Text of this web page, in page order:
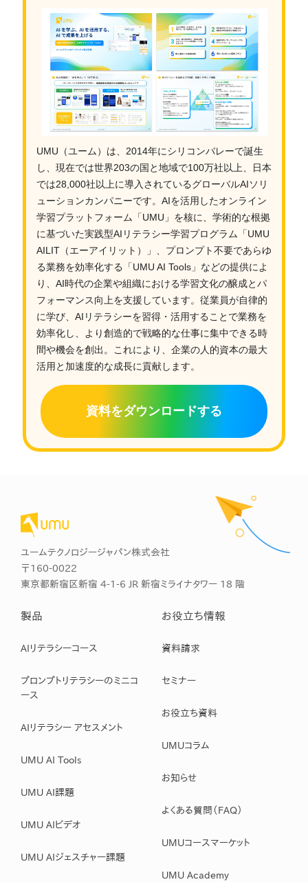
UMU（ユーム）は、2014年にシリコンバレーで誕生
し、現在では世界203の国と地域で100万社以上、日本
では28,000社以上に導入されているグローバルAIソリ
ューションカンパニーです。AIを活用したオンライン
学習プラットフォーム「UMU」を核に、学術的な根拠
に基づいた実践型AIリテラシー学習プログラム「UMU
AILIT（エーアイリット）」、プロンプト不要であらゆ
る業務を効率化する「UMU AI Tools」などの提供によ
り、AI時代の企業や組織における学習文化の醸成とパ
フォーマンス向上を支援しています。従業員が自律的
に学び、AIリテラシーを習得・活用することで業務を
効率化し、より創造的で戦略的な仕事に集中できる時
間や機会を創出。これにより、企業の人的資本の最大
活用と加速度的な成長に貢献します。
資料をダウンロードする
ユームテクノロジージャパン株式会社
〒160-0022
東京都新宿区新宿 4-1-6 JR 新宿ミライナタワー 18 階
製品
AIリテラシーコース
プロンプトリテラシーのミニコ
ース
AIリテラシー アセスメント
UMU AI Tools
UMU AI課題
UMU AIビデオ
UMU AIジェスチャー課題
お役立ち情報
資料請求
セミナー
お役立ち資料
UMUコラム
お知らせ
よくある質問（FAQ）
UMUコースマーケット
UMU Academy